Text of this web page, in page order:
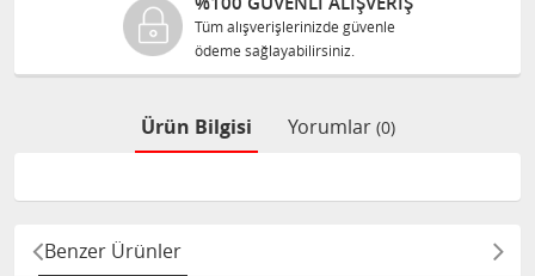
Tüm alışverişlerinizde güvenle
ödeme sağlayabilirsiniz.
Ürün Bilgisi Yorumlar (0)
Benzer Ürünler